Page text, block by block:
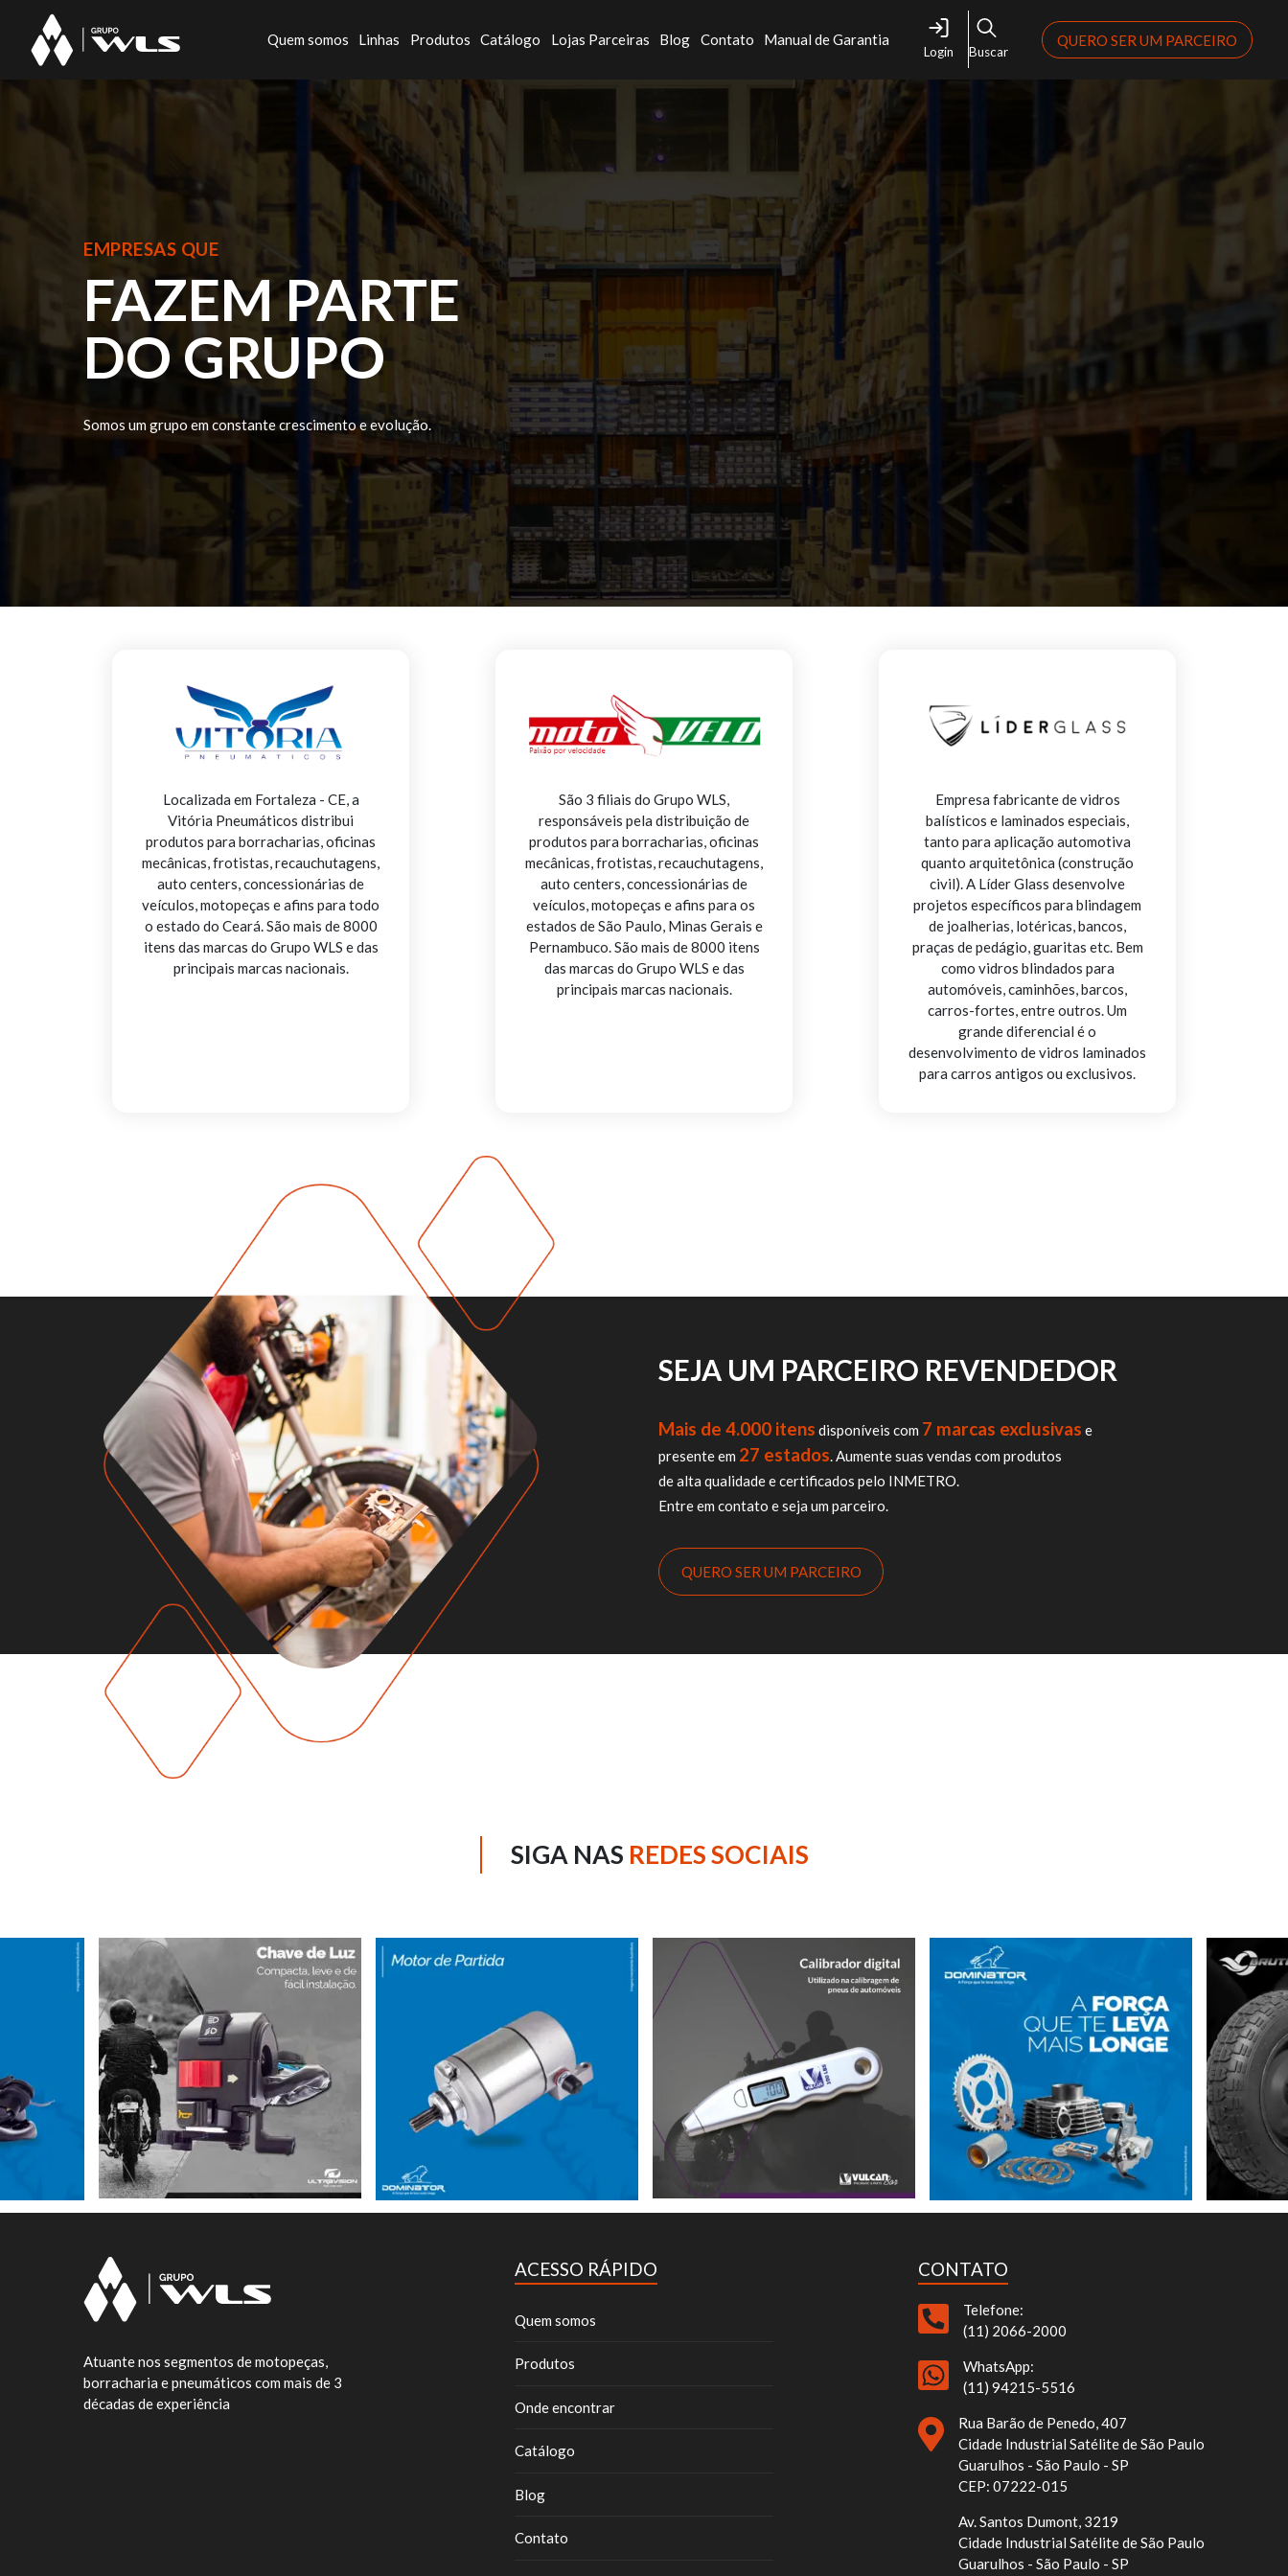
Quem somos Linhas Produtos Catálogo Lojas Parceiras Blog Contato Manual de Garantia
Login Buscar
QUERO SER UM PARCEIRO
EMPRESAS QUE
FAZEM PARTE
DO GRUPO
Somos um grupo em constante crescimento e evolução.
Localizada em Fortaleza - CE, a
Vitória Pneumáticos distribui
produtos para borracharias, oficinas
mecânicas, frotistas, recauchutagens,
auto centers, concessionárias de
veículos, motopeças e afins para todo
o estado do Ceará. São mais de 8000
itens das marcas do Grupo WLS e das
principais marcas nacionais.
São 3 filiais do Grupo WLS,
responsáveis pela distribuição de
produtos para borracharias, oficinas
mecânicas, frotistas, recauchutagens,
auto centers, concessionárias de
veículos, motopeças e afins para os
estados de São Paulo, Minas Gerais e
Pernambuco. São mais de 8000 itens
das marcas do Grupo WLS e das
principais marcas nacionais.
Empresa fabricante de vidros
balísticos e laminados especiais,
tanto para aplicação automotiva
quanto arquitetônica (construção
civil). A Líder Glass desenvolve
projetos específicos para blindagem
de joalherias, lotéricas, bancos,
praças de pedágio, guaritas etc. Bem
como vidros blindados para
automóveis, caminhões, barcos,
carros-fortes, entre outros. Um
grande diferencial é o
desenvolvimento de vidros laminados
para carros antigos ou exclusivos.
SEJA UM PARCEIRO REVENDEDOR
Mais de 4.000 itens disponíveis com 7 marcas exclusivas e
presente em 27 estados . Aumente suas vendas com produtos
de alta qualidade e certificados pelo INMETRO.
Entre em contato e seja um parceiro.
QUERO SER UM PARCEIRO
SIGA NAS REDES SOCIAIS
Atuante nos segmentos de motopeças,
borracharia e pneumáticos com mais de 3
décadas de experiência
ACESSO RÁPIDO
Quem somos
Produtos
Onde encontrar
Catálogo
Blog
Contato
CONTATO
Telefone:
(11) 2066-2000
WhatsApp:
(11) 94215-5516
Rua Barão de Penedo, 407
Cidade Industrial Satélite de São Paulo
Guarulhos - São Paulo - SP
CEP: 07222-015
Av. Santos Dumont, 3219
Cidade Industrial Satélite de São Paulo
Guarulhos - São Paulo - SP